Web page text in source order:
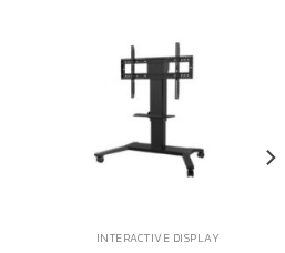
INTERACTIVE DISPLAY